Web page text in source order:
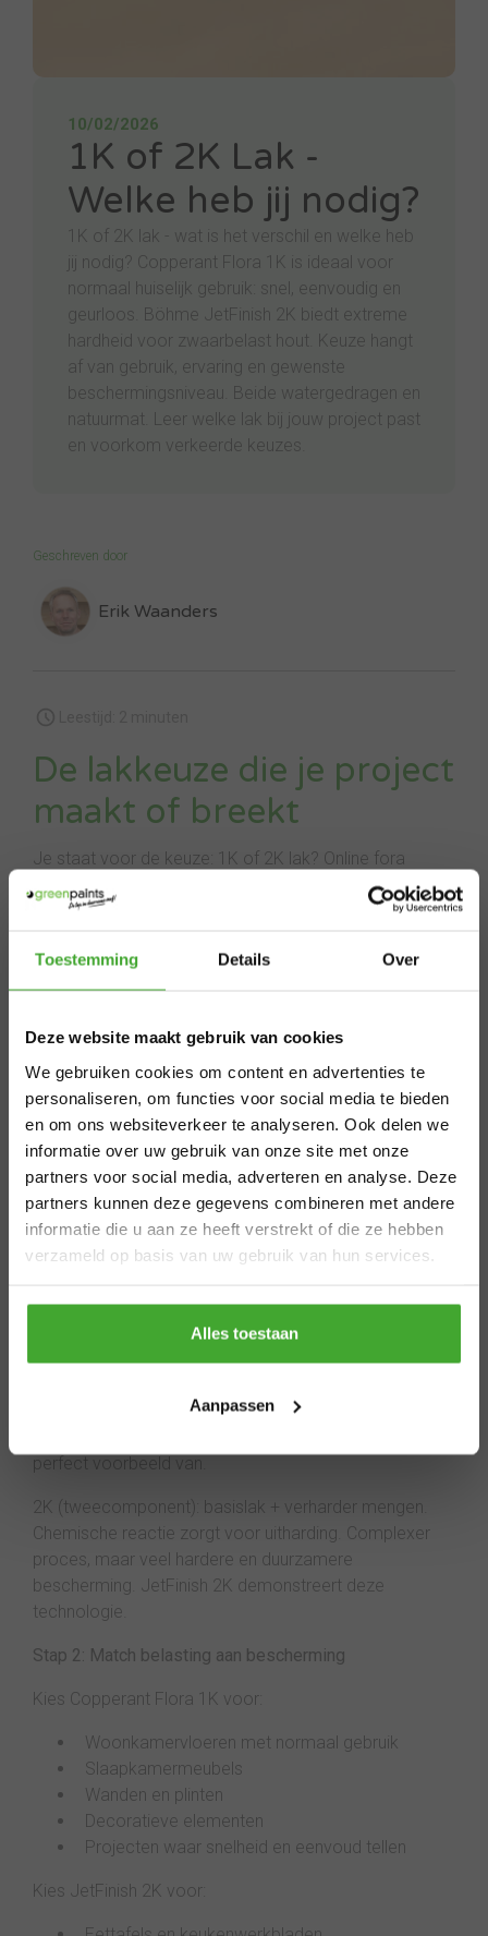
Toestemming Details Over
Deze website maakt gebruik van cookies
We gebruiken cookies om content en advertenties te
personaliseren, om functies voor social media te bieden
en om ons websiteverkeer te analyseren. Ook delen we
informatie over uw gebruik van onze site met onze
partners voor social media, adverteren en analyse. Deze
partners kunnen deze gegevens combineren met andere
informatie die u aan ze heeft verstrekt of die ze hebben
verzameld op basis van uw gebruik van hun services.
Alles toestaan
Aanpassen
10/02/2026
1K of 2K Lak -
Welke heb jij nodig?
1K of 2K lak - wat is het verschil en welke heb
jij nodig? Copperant Flora 1K is ideaal voor
normaal huiselijk gebruik: snel, eenvoudig en
geurloos. Böhme JetFinish 2K biedt extreme
hardheid voor zwaarbelast hout. Keuze hangt
af van gebruik, ervaring en gewenste
beschermingsniveau. Beide watergedragen en
natuurmat. Leer welke lak bij jouw project past
en voorkom verkeerde keuzes.
Geschreven door
Erik Waanders
De lakkeuze die je project
maakt of breekt
Je staat voor de keuze: 1K of 2K lak? Online fora
geven tegenstrijdig advies. Sommigen zweren bij
eenvoudige 1K-systemen, anderen zeggen dat alleen
project? En wat betekenen die termen eigenlijk?
over beschermingsniveaus
Bij Greenpaints helpen we klanten dagelijks met deze
keuze. Niet elk project vraagt om maximale
bescherming. Soms betaal je te veel voor
eigenschappen die je niet gebruikt. Soms kies je te licht
en ben je binnen een jaar opnieuw aan het lakken. Wij
geven eerlijk advies op basis van jouw specifieke
situatie.
Zo kies je tussen 1K en 2K
Stap 1: Begrijp het fundamentele verschil
lak droogt door verdamping van water. Makkelijk, snel,
perfect voorbeeld van.
2K (tweecomponent): basislak + verharder mengen.
Chemische reactie zorgt voor uitharding. Complexer
proces, maar veel hardere en duurzamere
bescherming. JetFinish 2K demonstreert deze
technologie.
Stap 2: Match belasting aan bescherming
Kies Copperant Flora 1K voor:
Woonkamervloeren met normaal gebruik
Slaapkamermeubels
Wanden en plinten
Decoratieve elementen
Projecten waar snelheid en eenvoud tellen
Kies JetFinish 2K voor:
×
Aangepaste
levertijden
zomervakantie
Van 29 juli t/m 7 augustus zijn wij gesloten.
Bestel je vóór 28 juli 12.00 uur? Dan
verzenden we nog volgens planning. Bestel
je later, dan kan de levertijd iets langer zijn.
Bedankt voor je begrip en een fijne zomer!